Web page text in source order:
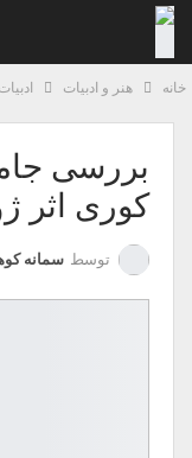
هنر و ادبیات ادبیات
بررسی
کوری اثر
توسطسمانه